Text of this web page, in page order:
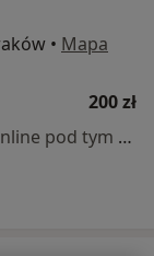
• Mapa
200 zł
Specjalista nie oferuje umawiania online pod tym adresem.